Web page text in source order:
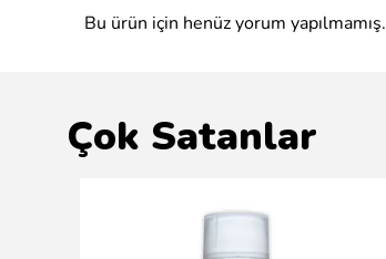
Bu ürün için henüz yorum yapılmamış.
Çok Satanlar